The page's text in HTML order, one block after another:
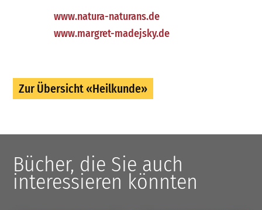
www.natura-naturans.de
www.margret-madejsky.de
Zur Übersicht «Heilkunde»
Bücher, die Sie auch
interessieren könnten